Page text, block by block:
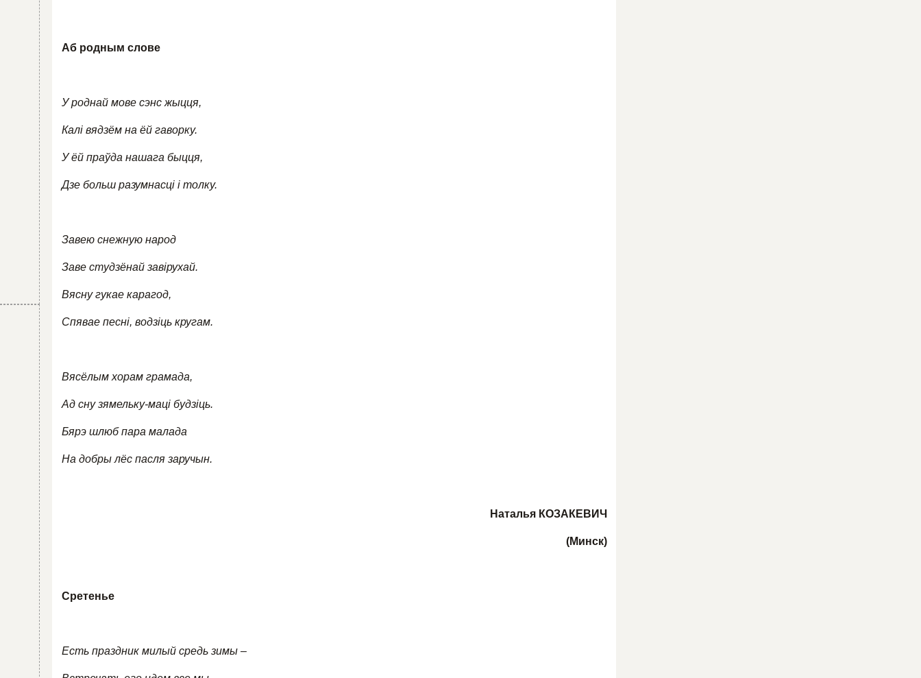
Аб родным слове
У роднай мове сэнс жыцця,
Калі вядзём на ёй гаворку.
У ёй праўда нашага быцця,
Дзе больш разумнасці і толку.
Завею снежную народ
Заве студзёнай завірухай.
Вясну гукае карагод,
Спявае песні, водзіць кругам.
Вясёлым хорам грамада,
Ад сну зямельку-маці будзіць.
Бярэ шлюб пара малада
На добры лёс пасля заручын.
Наталья КОЗАКЕВИЧ
(Минск)
Сретенье
Есть праздник милый средь зимы –